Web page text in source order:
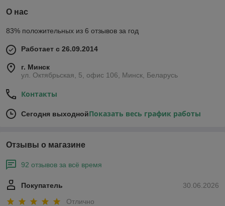
О нас
83% положительных из 6 отзывов за год
Работает с 26.09.2014
г. Минск
ул. Октябрьская, 5, офис 106, Минск, Беларусь
Контакты
Сегодня выходнойПоказать весь график работы
Отзывы о магазине
92 отзывов за всё время
30.06.2026
Покупатель
Отлично